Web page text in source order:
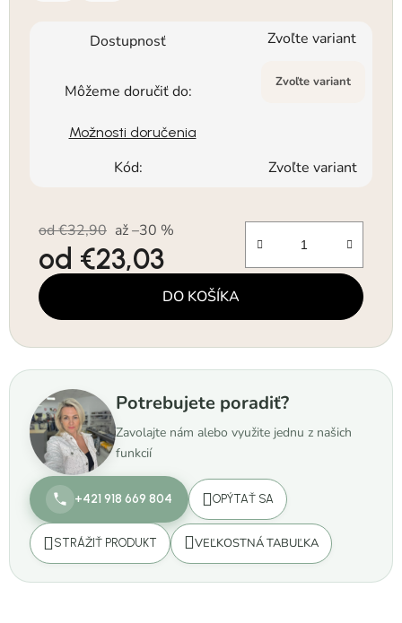
Dostupnosť Zvoľte variant
Môžeme doručiť do: Zvoľte variant
Možnosti doručenia
Kód: Zvoľte variant
od €32,90 až –30 %
od €23,03
Jednotková cena: DO KOŠÍKA
Potrebujete poradiť?
Zavolajte nám alebo využite jednu z našich
funkcií
+421 918 669 804 OPÝTAŤ SA
STRÁŽIŤ PRODUKT VEĽKOSTNÁ TABUĽKA